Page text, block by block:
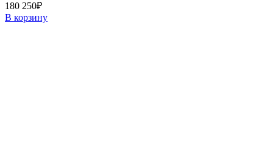
180 250₽
В корзину